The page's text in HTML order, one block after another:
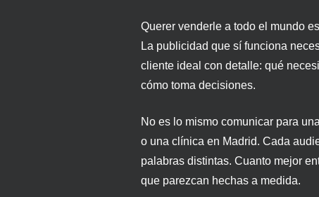
Querer venderle a todo el mundo
La publicidad que sí funciona
cliente ideal con detalle: qué
cómo toma decisiones.
No es lo mismo comunicar para
o una clínica en Madrid. Cada
palabras distintas. Cuanto mejor
que parezcan hechas a medida.